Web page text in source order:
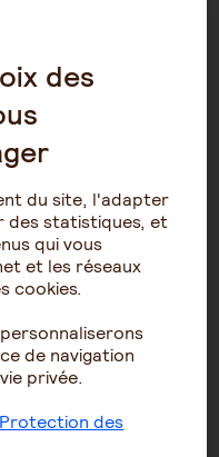
;
faisant suite à un
;
(dans ce cas,
volontaires
être débloqués.
PER obligatoires
l'échéance
les sommes
phase d'épargne
principale. Dans ce
fiscalement déduits
des
du site, l'adapter
des statistiques, et
qui vous
et les réseaux
cookies.
de navigation
privée.
des